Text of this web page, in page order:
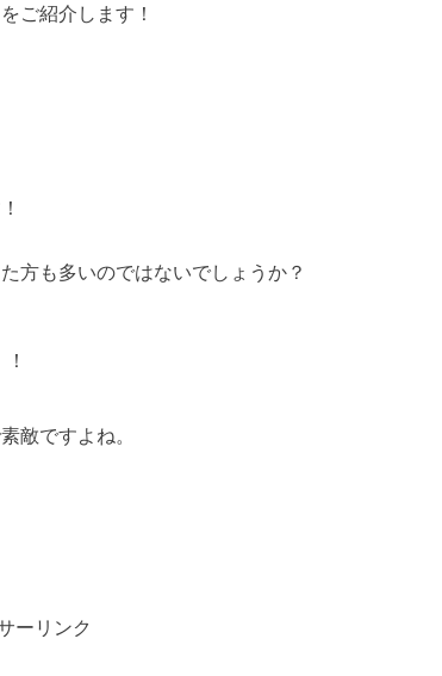
ご紹介します！
方も多いのではないでしょうか？
！
敵ですよね。
ーリンク